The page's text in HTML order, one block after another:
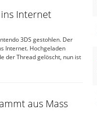
Internet
3DS gestohlen. Der
Internet. Hochgeladen
der Thread gelöscht, nun ist
aus Mass